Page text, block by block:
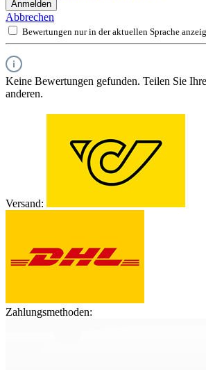
Anmelden
Abbrechen
Bewertungen nur in der aktuellen Sprache
Keine Bewertungen gefunden. Teilen Sie
anderen.
Versand:
Zahlungsmethoden: